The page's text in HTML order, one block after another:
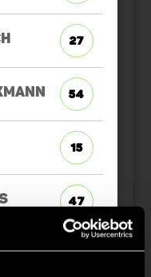
27
54
15
47
6